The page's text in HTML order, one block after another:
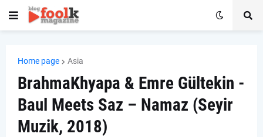
Home page Asia
BrahmaKhyapa & Emre Gültekin -
Baul Meets Saz – Namaz (Seyir
Muzik, 2018)